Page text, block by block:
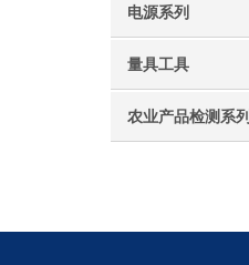
电源系列
量具工具
农业产品检测系列